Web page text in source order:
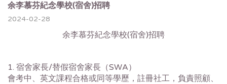
余李慕芬紀念學校(宿舍)招聘
2024-02-28
余李慕芬紀念學校(宿舍)招聘
1. 宿舍家長/替假宿舍家長（SWA）
會考中、英文課程合格或同等學歷，註冊社工，負責照顧、